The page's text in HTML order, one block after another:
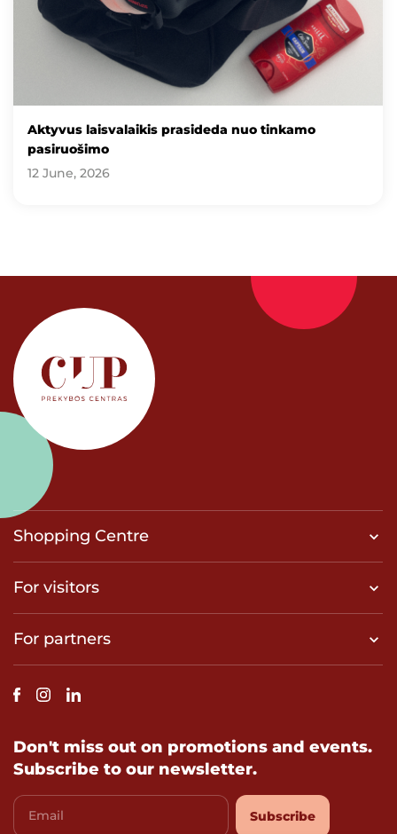
Aktyvus laisvalaikis prasideda nuo tinkamo
pasiruošimo
12 June, 2026
Shopping Centre
For visitors
For partners
Don't miss out on promotions and events.
Subscribe to our newsletter.
Email Subscribe